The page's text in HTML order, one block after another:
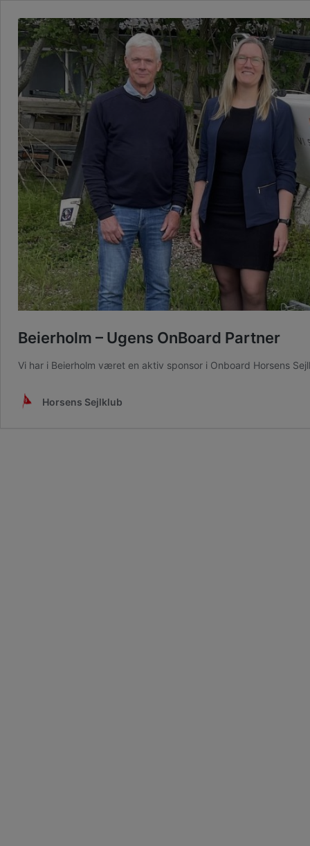
Beierholm – Ugens OnBoard Partner
Vi har i Beierholm været en aktiv sponsor i Onboard Horsens
Horsens Sejlklub